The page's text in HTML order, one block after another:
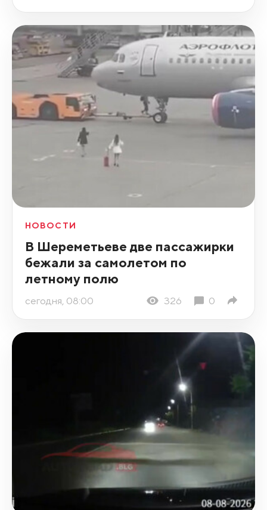
НОВОСТИ
В Шереметьеве две пассажирки
бежали за самолетом по
летному полю
сегодня, 08:00 326 0